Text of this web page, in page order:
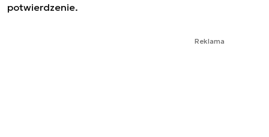
potwierdzenie.
Reklama